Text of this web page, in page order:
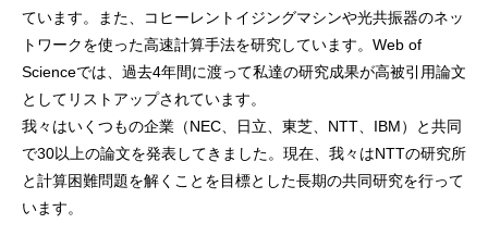
ています。また、コヒーレントイジングマシンや光共振器のネッ
トワークを使った高速計算手法を研究しています。Web of
Scienceでは、過去4年間に渡って私達の研究成果が高被引用論文
としてリストアップされています。
我々はいくつもの企業（NEC、日立、東芝、NTT、IBM）と共同
で30以上の論文を発表してきました。現在、我々はNTTの研究所
と計算困難問題を解くことを目標とした長期の共同研究を行って
います。